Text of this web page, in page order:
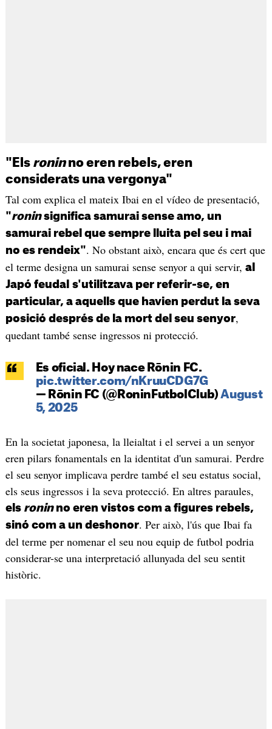
"Els roninno eren rebels, eren
considerats una vergonya"
Tal com explica el mateix Ibai en el vídeo de presentació,
"roninsignifica samurai sense amo, un
samurai rebel que sempre lluita pel seu i mai
no es rendeix". No obstant això, encara que és cert que
el terme designa un samurai sense senyor a qui servir, al
Japó feudal s'utilitzava per referir-se, en
particular, a aquells que havien perdut la seva
posició després de la mort del seu senyor,
quedant també sense ingressos ni protecció.
Es oficial. Hoy nace Rōnin FC.
pic.twitter.com/nKruuCDG7G
— Rōnin FC (@RoninFutbolClub)August
5, 2025
En la societat japonesa, la lleialtat i el servei a un senyor
eren pilars fonamentals en la identitat d'un samurai. Perdre
el seu senyor implicava perdre també el seu estatus social,
els seus ingressos i la seva protecció. En altres paraules,
els ronin no eren vistos com a figures rebels,
sinó com a un deshonor. Per això, l'ús que Ibai fa
del terme per nomenar el seu nou equip de futbol podria
considerar-se una interpretació allunyada del seu sentit
històric.